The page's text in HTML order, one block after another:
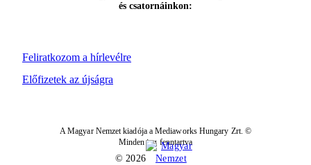
Feliratkozom a hírlevélre
és csatornáinkon:
Előfizetek az újságra
A Magyar Nemzet kiadója a Mediaworks Hungary Zrt. ©
Minden jog fenntartva
© 2026